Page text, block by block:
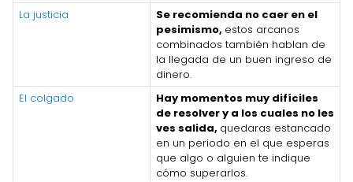
La justicia
Se recomienda no caer en el
pesimismo, estos arcanos
combinados también hablan de
la llegada de un buen ingreso de
dinero.
El colgado
Hay momentos muy difíciles
de resolver y a los cuales no les
ves salida, quedaras estancado
en un periodo en el que esperas
que algo o alguien te indique
cómo superarlos.